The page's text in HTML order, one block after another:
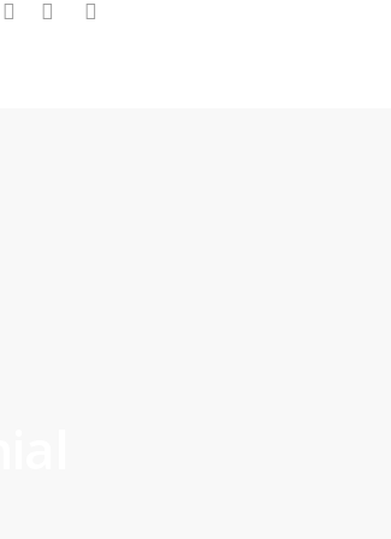
facebooklinkedin instagram